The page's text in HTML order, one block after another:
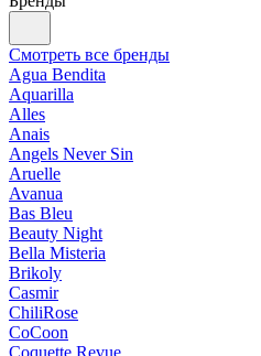
Смотреть все бренды
Agua Bendita
Aquarilla
Alles
Anais
Angels Never Sin
Aruelle
Avanua
Bas Bleu
Beauty Night
Bella Misteria
Brikoly
Casmir
ChiliRose
CoCoon
Coquette Revue